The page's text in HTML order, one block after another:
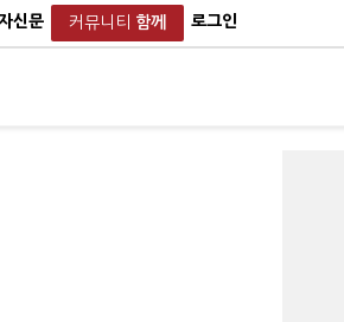
신문 커뮤니티 함께 로그인